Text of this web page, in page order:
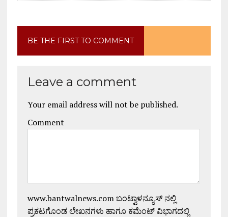
BE THE FIRST TO COMMENT
Leave a comment
Your email address will not be published.
Comment
www.bantwalnews.com ಬಂಟ್ವಾಳನ್ಯೂಸ್ ನಲ್ಲಿ
ಪ್ರಕಟಗೊಂಡ ಲೇಖನಗಳು ಹಾಗೂ ಕಮೆಂಟ್ ವಿಭಾಗದಲ್ಲಿ